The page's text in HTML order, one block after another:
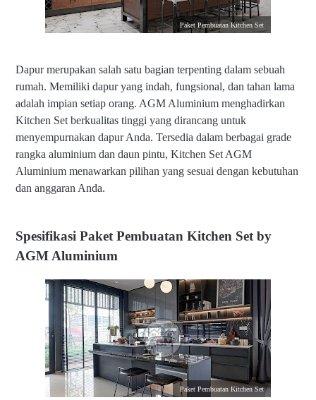
Paket Pembuatan Kitchen Set
Dapur merupakan salah satu bagian terpenting dalam sebuah
rumah. Memiliki dapur yang indah, fungsional, dan tahan lama
adalah impian setiap orang. AGM Aluminium menghadirkan
Kitchen Set berkualitas tinggi yang dirancang untuk
menyempurnakan dapur Anda. Tersedia dalam berbagai grade
rangka aluminium dan daun pintu, Kitchen Set AGM
Aluminium menawarkan pilihan yang sesuai dengan kebutuhan
dan anggaran Anda.
Spesifikasi Paket Pembuatan Kitchen Set by
AGM Aluminium
Paket Pembuatan Kitchen Set